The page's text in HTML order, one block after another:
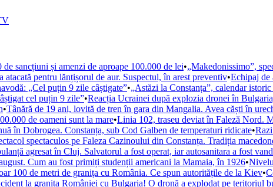
sancțiuni și amenzi de aproape 100.000 de lei•„Makedonissimo”,
atacată pentru lănțișorul de aur. Suspectul, în arest preventiv•Echipaj de
„Cel puțin 9 zile câștigate”•„Astăzi la Constanța”, calendar
cel puțin 9 zile”•Reacția Ucrainei după explozia dronei în
•Tânără de 19 ani, lovită de tren în gara din Mangalia. Avea căști în
de oameni sunt la mare•Linia 102, traseu deviat în Faleză Nord.
în Dobrogea. Constanța, sub Cod Galben de temperaturi ridicate•
spectaculos pe Faleza Cazinoului din Constanța. Tradiția
agresat în Cluj. Salvatorul a fost operat, iar autosanitara a fost
Cum au fost primiți studenții americani la Mamaia, în 1926•
100 de metri de granița cu România. Ce spun autoritățile de la Kiev•
la granița României cu Bulgaria! O dronă a explodat pe teritoriul